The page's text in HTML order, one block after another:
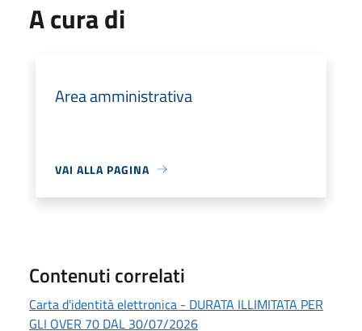
A cura di
Area amministrativa
VAI ALLA PAGINA
Contenuti correlati
Carta d'identità elettronica - DURATA ILLIMITATA PER
GLI OVER 70 DAL 30/07/2026